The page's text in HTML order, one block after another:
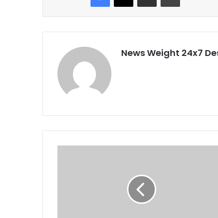
News Weight 24x7